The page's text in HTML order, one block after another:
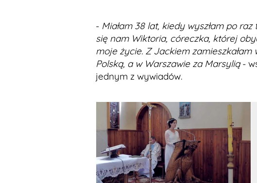
- Miałam 38 lat, kiedy wyszłam po
się nam Wiktoria, córeczka, której
moje życie. Z Jackiem zamieszkałam
Polską, a w Warszawie za Marsylią-
jednym z wywiadów.